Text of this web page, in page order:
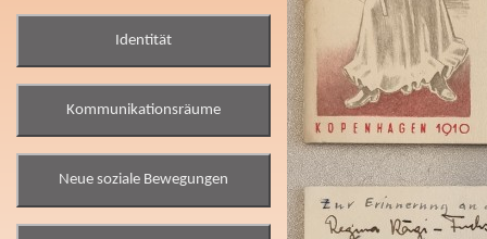
Identität
Kommunikationsräume
Neue soziale Bewegungen